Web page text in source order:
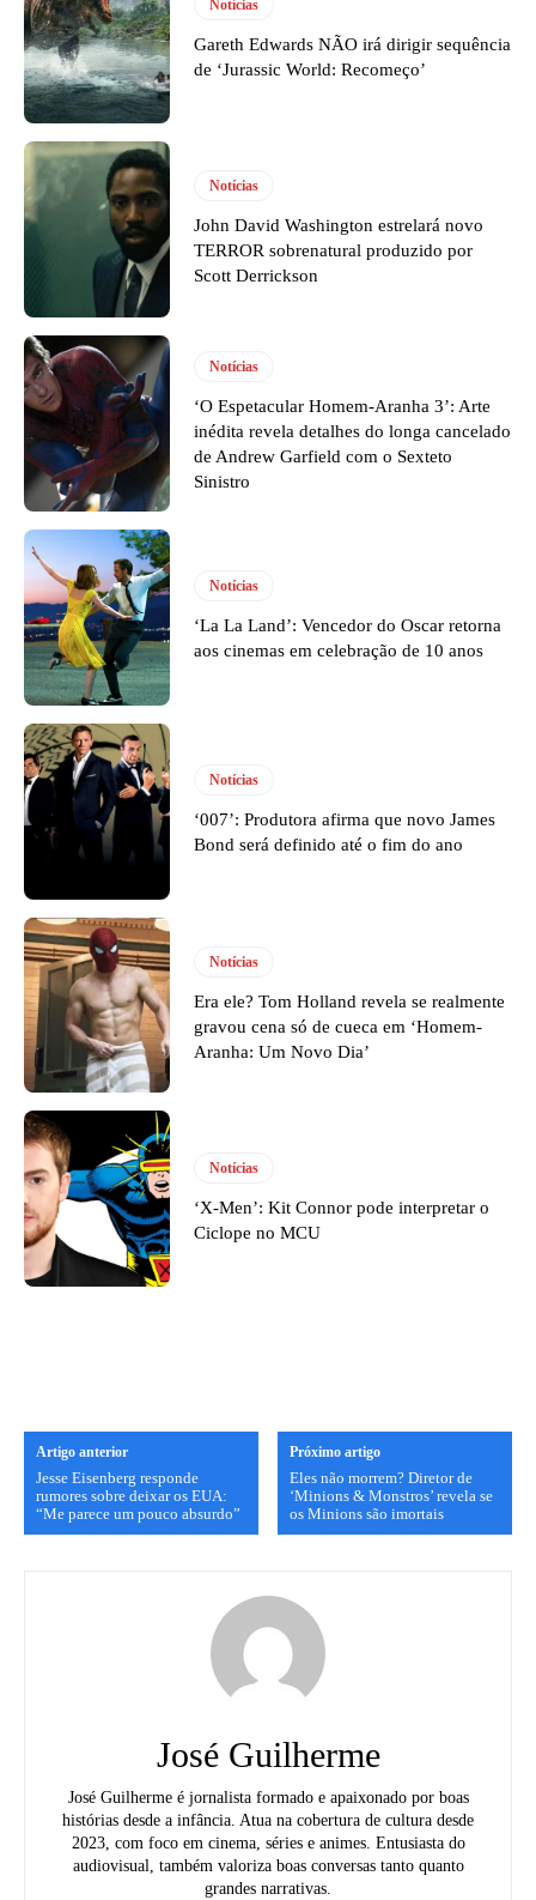
Notícias
Gareth Edwards NÃO irá dirigir sequência
de ‘Jurassic World: Recomeço’
Notícias
John David Washington estrelará novo
TERROR sobrenatural produzido por
Scott Derrickson
Notícias
‘O Espetacular Homem-Aranha 3’: Arte
inédita revela detalhes do longa cancelado
de Andrew Garfield com o Sexteto
Sinistro
Notícias
‘La La Land’: Vencedor do Oscar retorna
aos cinemas em celebração de 10 anos
Notícias
‘007’: Produtora afirma que novo James
Bond será definido até o fim do ano
Notícias
Era ele? Tom Holland revela se realmente
gravou cena só de cueca em ‘Homem-
Aranha: Um Novo Dia’
Notícias
‘X-Men’: Kit Connor pode interpretar o
Ciclope no MCU
Artigo anterior
Jesse Eisenberg responde
rumores sobre deixar os EUA:
“Me parece um pouco absurdo”
Próximo artigo
Eles não morrem? Diretor de
‘Minions & Monstros’ revela se
os Minions são imortais
José Guilherme
José Guilherme é jornalista formado e apaixonado por boas
histórias desde a infância. Atua na cobertura de cultura desde
2023, com foco em cinema, séries e animes. Entusiasta do
audiovisual, também valoriza boas conversas tanto quanto
grandes narrativas.